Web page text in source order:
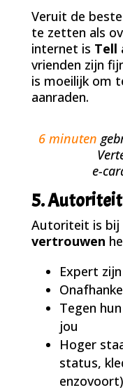
Veruit de
te zetten als
internet is Tell
vrienden zijn
is moeilijk om
aanraden.
6 minuten
e-
5. Autoriteit
Autoriteit is bij
vertrouwen
Expert zijn
Tegen
jou
Hoger
status,
enzovoort)